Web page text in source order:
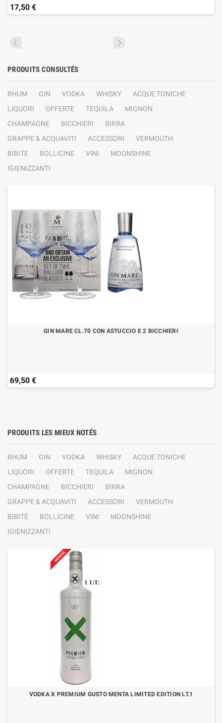
17,50 €
PRODUITS CONSULTÉS
RHUM GIN VODKA WHISKY
ACQUE TONICHE
LIQUORI
OFFERTE TEQUILA
MIGNON
CHAMPAGNE
BICCHIERI
BIRRA
GRAPPE & ACQUAVITI
ACCESSORI
VERMOUTH
BIBITE
BOLLICINE VINI
MOONSHINE
IGIENIZZANTI
GIN MARE CL.70 CON ASTUCCIO E 2 BICCHIERI
69,50 €
PRODUITS LES MIEUX NOTÉS
RHUM GIN VODKA WHISKY
ACQUE TONICHE
LIQUORI
OFFERTE TEQUILA
MIGNON
CHAMPAGNE
BICCHIERI
BIRRA
GRAPPE & ACQUAVITI
ACCESSORI
VERMOUTH
BIBITE
BOLLICINE VINI
MOONSHINE
IGIENIZZANTI
VODKA X PREMIUM GUSTO MENTA LIMITED EDITION LT.1